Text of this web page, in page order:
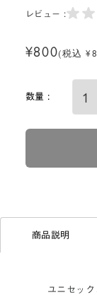
レビュー :
¥800(税込
数量 :
商品説明
ユニセッ